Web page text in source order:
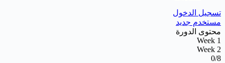
تسجيل الدخول
مستخدم جديد
محتوى الدورة
Week 1
Week 2
0/8